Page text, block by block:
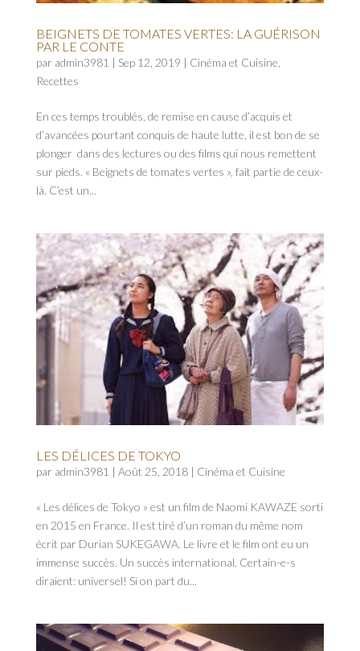
BEIGNETS DE TOMATES VERTES: LA GUÉRISON
PAR LE CONTE
par admin3981 | Sep 12, 2019 | Cinéma et Cuisine
Recettes
En ces temps troublés, de remise en cause d’acquis et
d’avancées pourtant conquis de haute lutte, il est bon de se
plonger dans des lectures ou des films qui nous remettent
sur pieds. « Beignets de tomates vertes », fait partie de ceux-
là. C’est un...
LES DÉLICES DE TOKYO
par admin3981 | Août 25, 2018| Cinéma et Cuisine
« Les délices de Tokyo » est un film de Naomi KAWAZE sorti
en 2015 en France. Il est tiré d’un roman du même nom
écrit par Durian SUKEGAWA. Le livre et le film ont eu un
immense succès. Un succès international. Certain-e-s
diraient: universel! Si on part du...